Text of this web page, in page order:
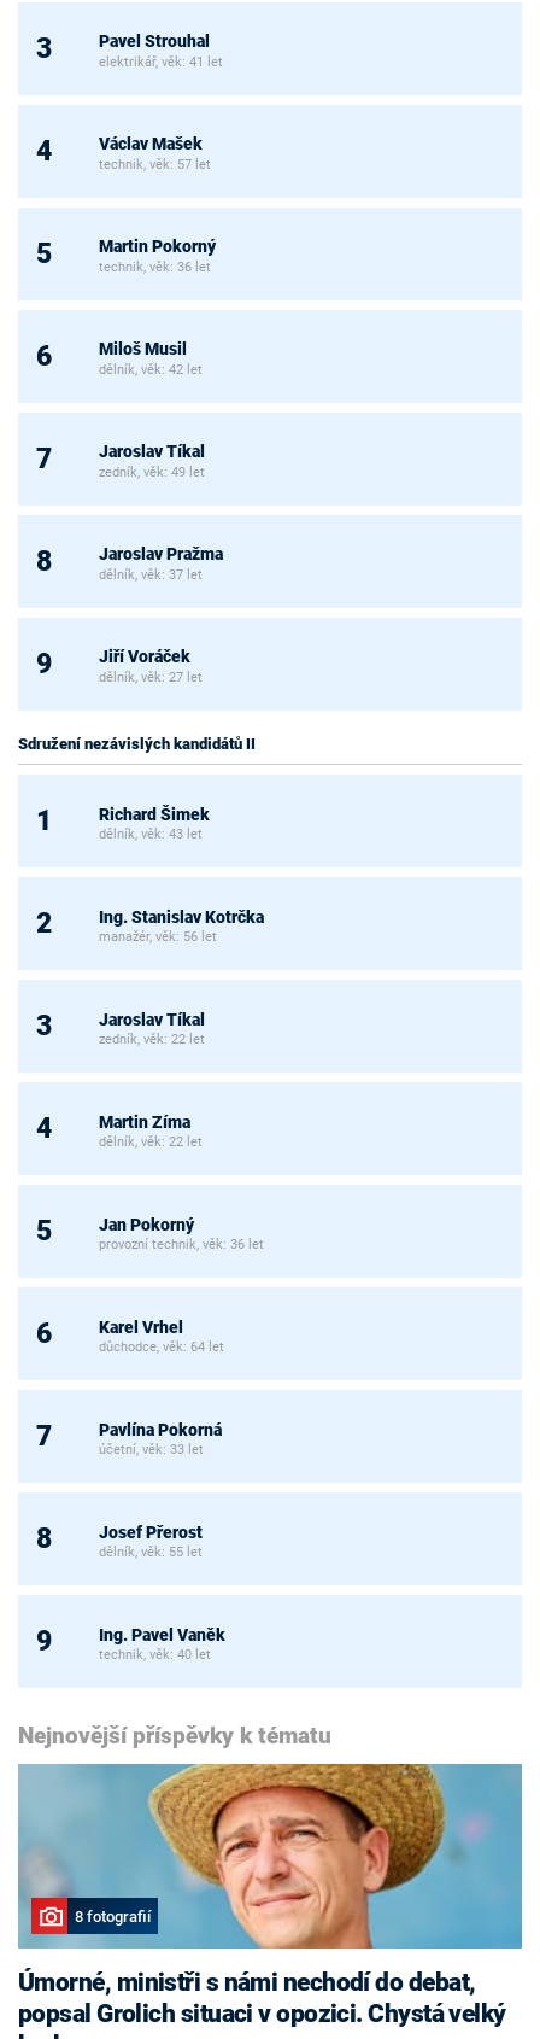
3 Pavel Strouhal
elektrikář, věk: 41 let
4 Václav Mašek
technik, věk: 57 let
5 Martin Pokorný
technik, věk: 36 let
6 Miloš Musil
dělník, věk: 42 let
7 Jaroslav Tíkal
zedník, věk: 49 let
8 Jaroslav Pražma
dělník, věk: 37 let
9 Jiří Voráček
dělník, věk: 27 let
Sdružení nezávislých kandidátů II
1 Richard Šimek
dělník, věk: 43 let
2 Ing. Stanislav Kotrčka
manažér, věk: 56 let
3 Jaroslav Tíkal
zedník, věk: 22 let
4 Martin Zíma
dělník, věk: 22 let
5 Jan Pokorný
provozní technik, věk: 36 let
6 Karel Vrhel
důchodce, věk: 64 let
7 Pavlína Pokorná
účetní, věk: 33 let
8 Josef Přerost
dělník, věk: 55 let
9 Ing. Pavel Vaněk
technik, věk: 40 let
Nejnovější příspěvky k tématu
8 fotografií
Úmorné, ministři s námi nechodí do debat,
popsal Grolich situaci v opozici. Chystá velký